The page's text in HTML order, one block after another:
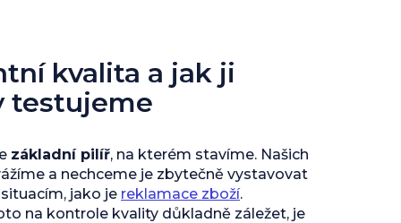
kvalita a jak ji
testujeme
základní pilíř, na kterém stavíme. Našich
a nechceme je zbytečně vystavovat
jako je reklamace zboží.
na kontrole kvality důkladně záležet, je